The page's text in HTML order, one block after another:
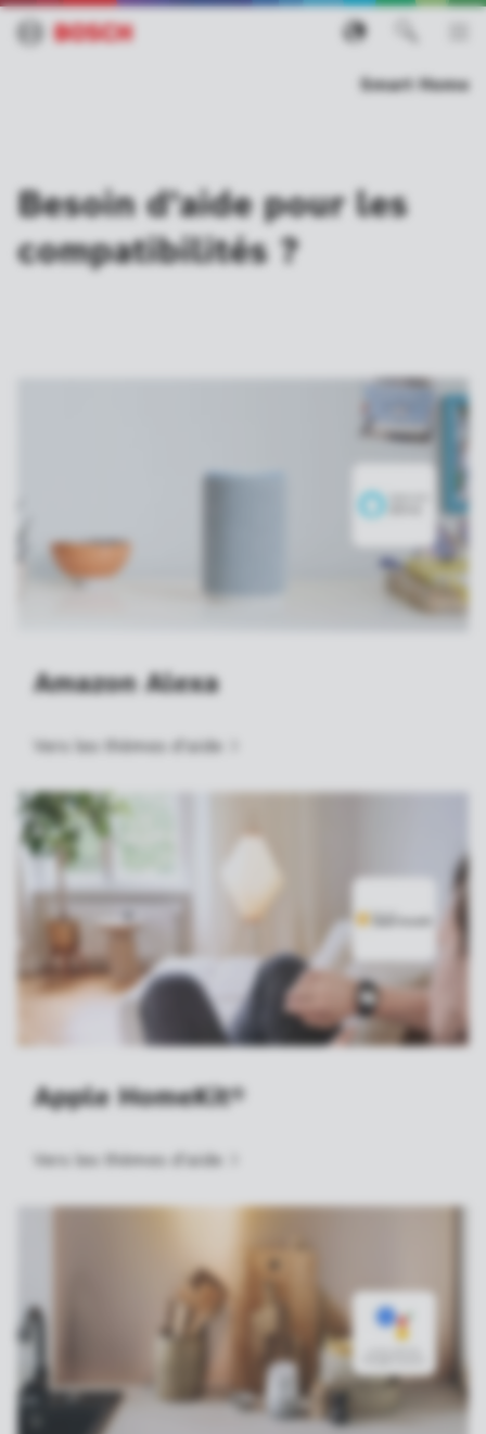
Smart Home
Besoin d'aide pour les
compatibilités ?
Amazon Alexa
Vers les thèmes d'aide
Apple HomeKit®
Vers les thèmes d'aide